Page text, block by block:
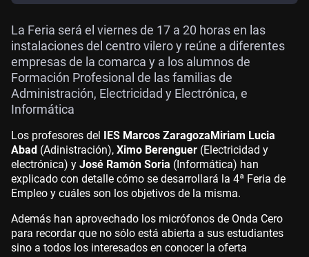
La Feria será el viernes de 17 a 20 horas en las
instalaciones del centro vilero y reúne a diferentes
empresas de la comarca y a los alumnos de
Formación Profesional de las familias de
Administración, Electricidad y Electrónica, e
Informática
Los profesores del IES Marcos ZaragozaMiriam Lucia
Abad (Adinistración), Ximo Berenguer (Electricidad y
electrónica) y José Ramón Soria (Informática) han
explicado con detalle cómo se desarrollará la 4ª Feria de
Empleo y cuáles son los objetivos de la misma.
Además han aprovechado los micrófonos de Onda Cero
para recordar que no sólo está abierta a sus estudiantes
sino a todos los interesados en conocer la oferta